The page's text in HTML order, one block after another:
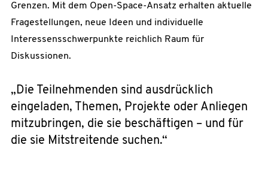
Grenzen. Mit dem Open-Space-Ansatz erhalten aktuelle
Fragestellungen, neue Ideen und individuelle
Interessensschwerpunkte reichlich Raum für
Diskussionen.
„Die Teilnehmenden sind ausdrücklich
eingeladen, Themen, Projekte oder Anliegen
mitzubringen, die sie beschäftigen – und für
die sie Mitstreitende suchen.“